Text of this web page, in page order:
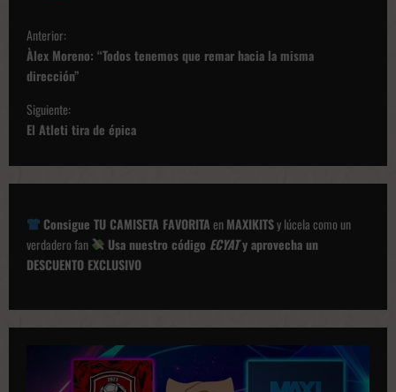
N
a
v
e
g
a
c
i
ó
n
e
Anterior:
Àlex Moreno: “Todos tenemos que remar hacia la misma
dirección”
Siguiente:
El Atleti tira de épica
Consigue TU CAMISETA FAVORITAenMAXIKITSy lúcela como un
verdadero fan
Usa nuestro código ECYATy aprovecha un
DESCUENTO EXCLUSIVO